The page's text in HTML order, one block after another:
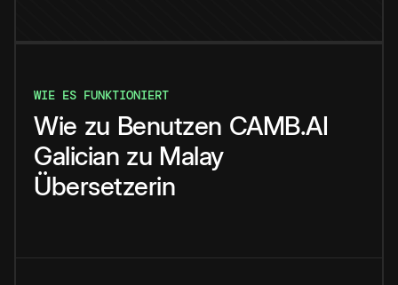
WIE ES FUNKTIONIERT
Wie zu Benutzen CAMB.AI
Galician zu Malay
Übersetzerin